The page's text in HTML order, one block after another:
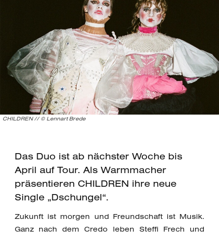
CHILDREN // © Lennart Brede
Das Duo ist ab nächster Woche bis
April auf Tour. Als Warmmacher
präsentieren CHILDREN ihre neue
Single „Dschungel“.
Zukunft ist morgen und Freundschaft ist Musik.
Ganz nach dem Credo leben Steffi Frech und